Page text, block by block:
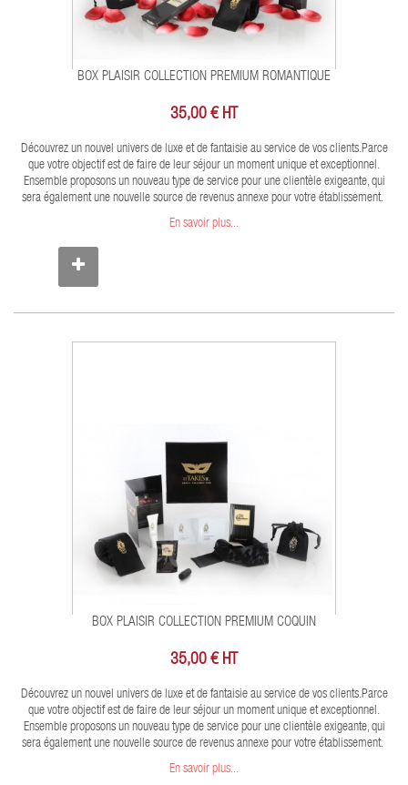
BOX PLAISIR COLLECTION PREMIUM ROMANTIQUE
35,00 € HT
Découvrez un nouvel univers de luxe et de fantaisie au service de vos clients.Parce
que votre objectif est de faire de leur séjour un moment unique et exceptionnel.
Ensemble proposons un nouveau type de service pour une clientèle exigeante, qui
sera également une nouvelle source de revenus annexe pour votre établissement.
En savoir plus...
BOX PLAISIR COLLECTION PREMIUM COQUIN
35,00 € HT
Découvrez un nouvel univers de luxe et de fantaisie au service de vos clients.Parce
que votre objectif est de faire de leur séjour un moment unique et exceptionnel.
Ensemble proposons un nouveau type de service pour une clientèle exigeante, qui
sera également une nouvelle source de revenus annexe pour votre établissement.
En savoir plus...